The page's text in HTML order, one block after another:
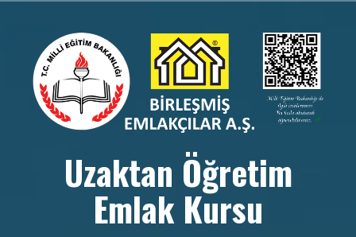
Uzaktan Öğretim
Emlak Kursu